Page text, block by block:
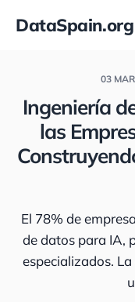
DataSpain.org
03
Ingeniería
las
El 78% de
de datos para IA,
especializados.